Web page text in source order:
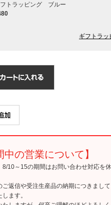
トラッピング ブルー
ギフトラッ
中の営業について】
8/10～15の期間はお問い合わせ対応を
ご返信や受注生産品の納期につきまし
ます。